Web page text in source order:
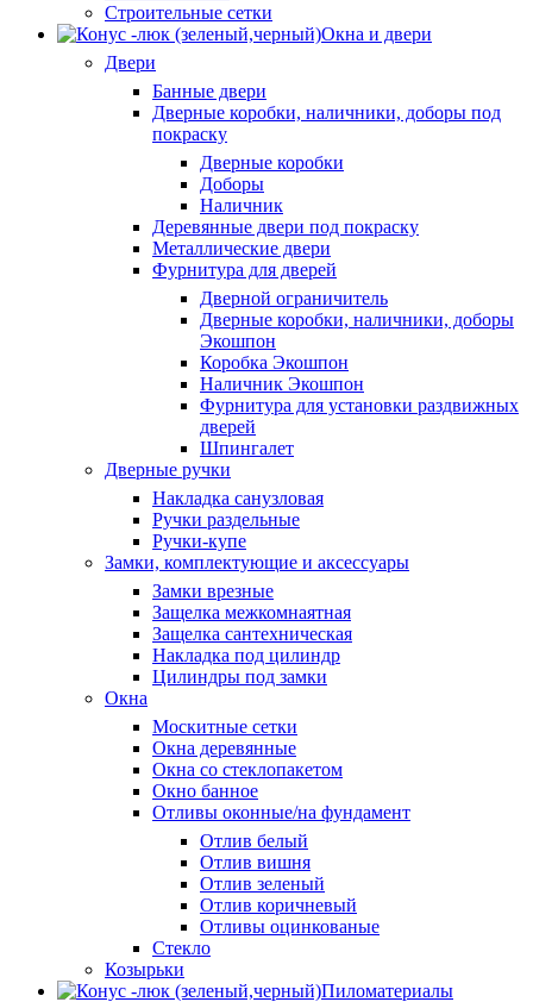
Строительные сетки
Окна и двери
Двери
Банные двери
Дверные коробки, наличники, доборы под
покраску
Дверные коробки
Доборы
Наличник
Деревянные двери под покраску
Металлические двери
Фурнитура для дверей
Дверной ограничитель
Дверные коробки, наличники, доборы
Экошпон
Коробка Экошпон
Наличник Экошпон
Фурнитура для установки раздвижных
дверей
Шпингалет
Дверные ручки
Накладка санузловая
Ручки раздельные
Ручки-купе
Замки, комплектующие и аксессуары
Замки врезные
Защелка межкомнаятная
Защелка сантехническая
Накладка под цилиндр
Цилиндры под замки
Окна
Москитные сетки
Окна деревянные
Окна со стеклопакетом
Окно банное
Отливы оконные/на фундамент
Отлив белый
Отлив вишня
Отлив зеленый
Отлив коричневый
Отливы оцинкованые
Стекло
Козырьки
Пиломатериалы